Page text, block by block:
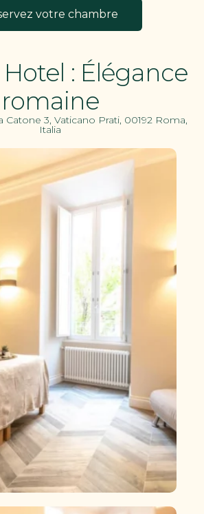
votre chambre
Hotel : Élégance
romaine
Catone 3, Vaticano Prati, 00192 Roma,
Italia